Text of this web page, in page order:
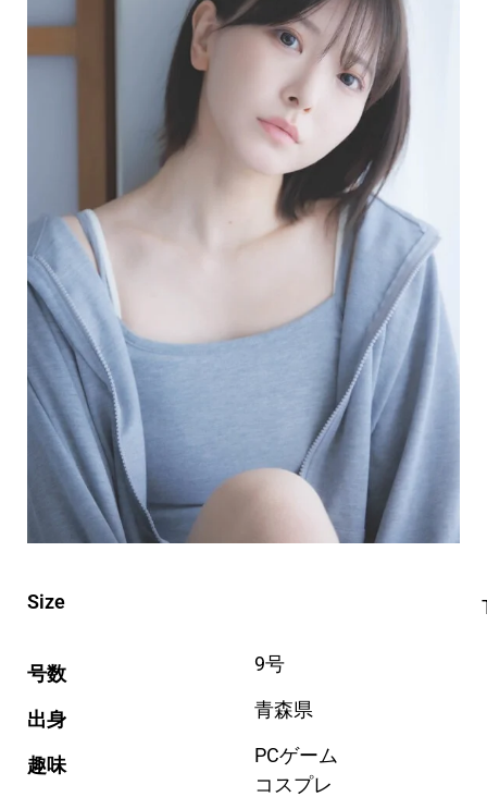
Size
号数 9号
出身 青森県
趣味
PCゲーム
コスプレ